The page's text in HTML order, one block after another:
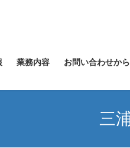
業務内容 お問い合わせか
三